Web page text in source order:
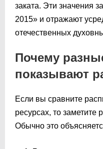
заката. Эти значения
2015» и отражают
отечественных
Почему
показывают
Если вы сравните
ресурсах, то заметите
Обычно это